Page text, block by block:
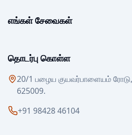
எங்கள் சேவைகள்
தொடர்பு கொள்ள
20/1 பழைய குயவர்பாளையம்
625009.
+91 98428 46104